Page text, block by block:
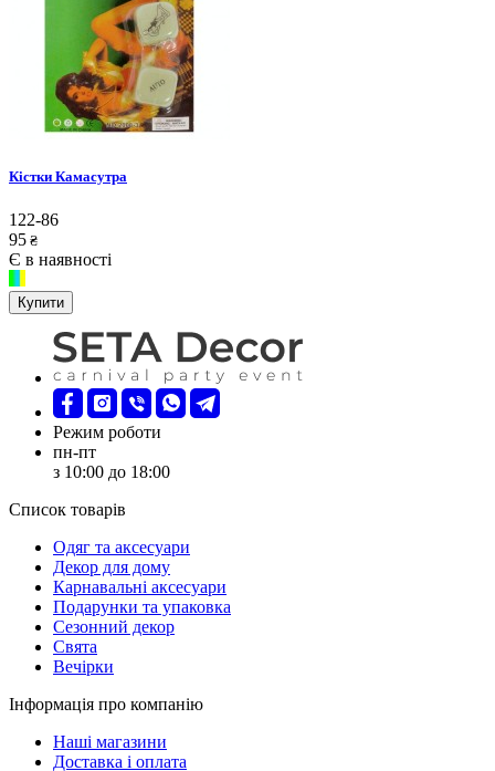
Кістки Камасутра
122-86
95 ₴
Є в наявності
Купити
Режим роботи
пн-пт
з 10:00 до 18:00
Список товарів
Oдяг та аксесуари
Декор для дому
Карнавальні аксесуари
Подарунки та упаковка
Сезонний декор
Свята
Вечірки
Інформація про компанію
Наші магазини
Доставка і оплата